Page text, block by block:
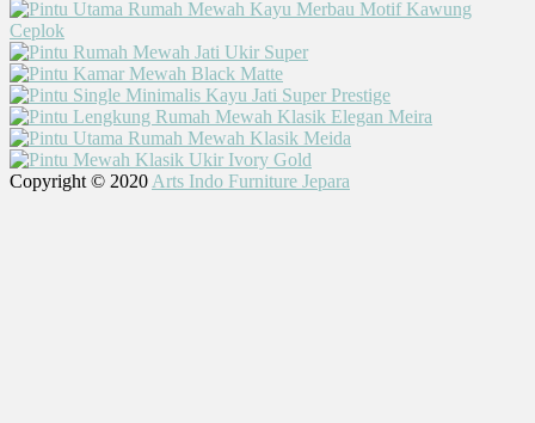
Copyright © 2020 Arts Indo Furniture Jepara